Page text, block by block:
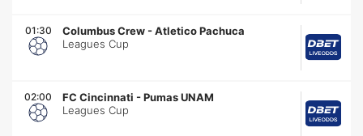
01:30 Columbus Crew -Atletico Pachuca
Leagues Cup
02:00 FC Cincinnati -Pumas UNAM
Leagues Cup